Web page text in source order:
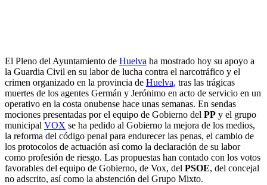
El Pleno del Ayuntamiento de Huelva ha mostrado hoy su apoyo a
la Guardia Civil en su labor de lucha contra el narcotráfico y el
crimen organizado en la provincia de Huelva, tras las trágicas
muertes de los agentes Germán y Jerónimo en acto de servicio en un
operativo en la costa onubense hace unas semanas. En sendas
mociones presentadas por el equipo de Gobierno del PP y el grupo
municipal VOX se ha pedido al Gobierno la mejora de los medios,
la reforma del código penal para endurecer las penas, el cambio de
los protocolos de actuación así como la declaración de su labor
como profesión de riesgo. Las propuestas han contado con los votos
favorables del equipo de Gobierno, de Vox, del PSOE, del concejal
no adscrito, así como la abstención del Grupo Mixto.